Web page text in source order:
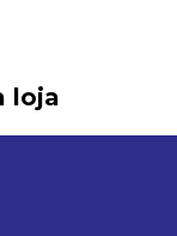
loja